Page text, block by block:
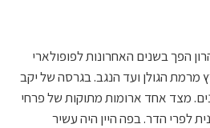
הפך בשנים האחרונות לפופולארי
מרמת הגולן ועד הנגב. בגרסה של יקב
מצד אחד ארומות מתוקות של פרחי
לפרי הדר. בפה היין היה עשיר